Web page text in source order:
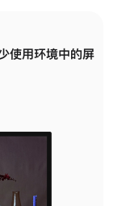
使用环境中的屏